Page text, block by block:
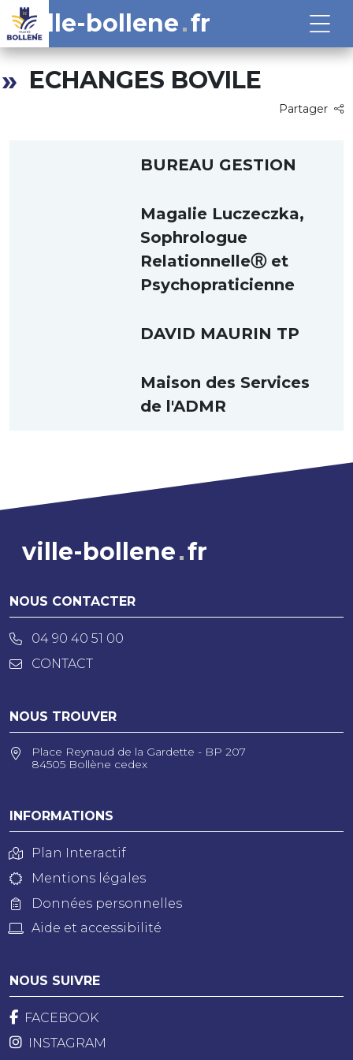
ville-bollene fr
ECHANGES BOVILE
Partager
BUREAU GESTION
Magalie Luczeczka,
Sophrologue
RelationnelleⓇ et
Psychopraticienne
DAVID MAURIN TP
Maison des Services
de l'ADMR
ville-bollene fr
NOUS CONTACTER
04 90 40 51 00
CONTACT
NOUS TROUVER
Place Reynaud de la Gardette - BP 207
84505 Bollène cedex
INFORMATIONS
Plan Interactif
Mentions légales
Données personnelles
Aide et accessibilité
NOUS SUIVRE
FACEBOOK
INSTAGRAM